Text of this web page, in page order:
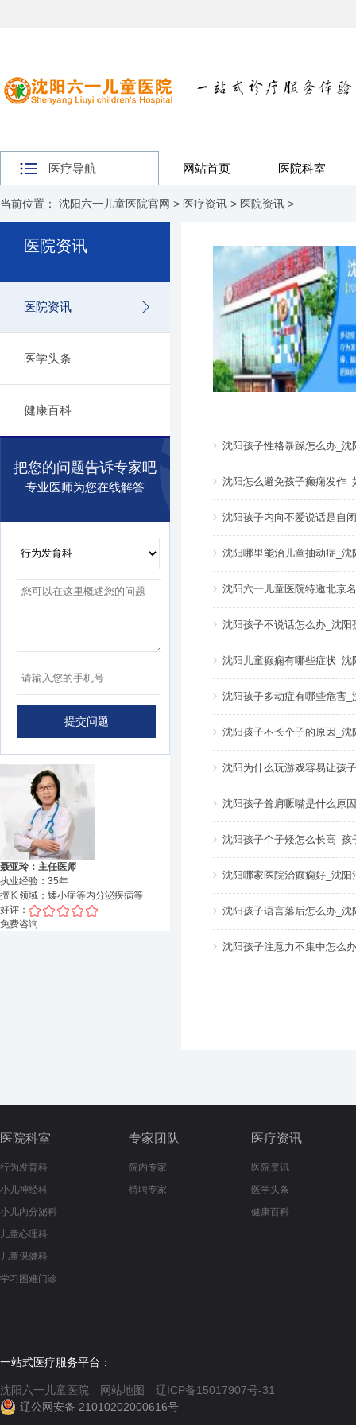
医疗导航 网站首页 医院科室
当前位置： 沈阳六一儿童医院官网 > 医疗资讯 > 医院资讯 >
医院资讯
医院资讯
医学头条
健康百科
把您的问题告诉专家吧
专业医师为您在线解答
聂亚玲：主任医师
执业经验： 35年
擅长领域： 矮小症等内分泌疾病等
好评：
免费咨询
沈阳孩子性格暴躁怎么办_
沈阳怎么避免孩子癫痫发作
沈阳孩子内向不爱说话是自
沈阳哪里能治儿童抽动症_
沈阳六一儿童医院特邀北京
沈阳孩子不说话怎么办_沈
沈阳儿童癫痫有哪些症状_
沈阳孩子多动症有哪些危害
沈阳孩子不长个子的原因_
沈阳为什么玩游戏容易让孩
沈阳孩子耸肩噘嘴是什么原
沈阳孩子个子矮怎么长高_孩
沈阳哪家医院治癫痫好_沈
沈阳孩子语言落后怎么办_
沈阳孩子注意力不集中怎么
医院科室
行为发育科
小儿神经科
小儿内分泌科
儿童心理科
儿童保健科
学习困难门诊
专家团队
院内专家
特聘专家
医疗资讯
医院资讯
医学头条
健康百科
一站式医疗服务平台：
沈阳六一儿童医院 网站地图
辽ICP备15017907号-31
辽公网安备 21010202000616号